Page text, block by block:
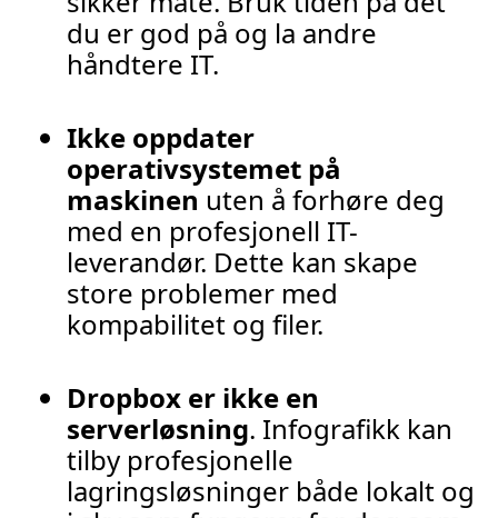
du er god på og la andre
håndtere IT.
Ikke oppdater
operativsystemet på
maskinen uten å forhøre deg
med en profesjonell IT-
leverandør. Dette kan skape
store problemer med
kompabilitet og filer.
Dropbox er ikke en
serverløsning. Infografikk kan
tilby profesjonelle
lagringsløsninger både lokalt og